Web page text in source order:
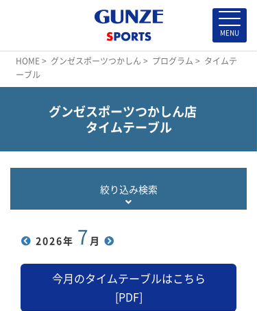
HOME> グンゼスポーツつかしん > プログラム > タイムテ
ーブル
グンゼスポーツつかしん店
タイムテーブル
絞り込み検索
2026年 7 月
今月のタイムテーブルはこちら
[PDF]